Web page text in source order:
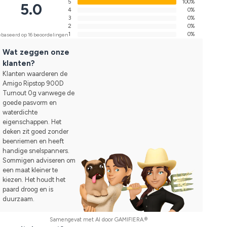
5.0
op 16 beoordelingen
5
100%
4
0%
3
0%
2
0%
1
0%
Wat zeggen onze
klanten?
Klanten waarderen de
Amigo Ripstop 900D
Turnout 0g vanwege de
goede pasvorm en
waterdichte
eigenschappen. Het
deken zit goed zonder
beenriemen en heeft
handige snelspanners.
Sommigen adviseren om
een maat kleiner te
kiezen. Het houdt het
paard droog en is
duurzaam.
Samengevat met AI door GAMIFIERA.®